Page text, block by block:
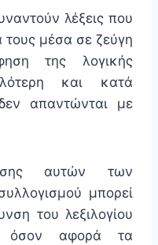
λέξεις που
τους μέσα σε ζεύγη
της λογικής
και κατά
απαντώνται με
αυτών των
μπορεί
του λεξιλογίου
όσον αφορά τα